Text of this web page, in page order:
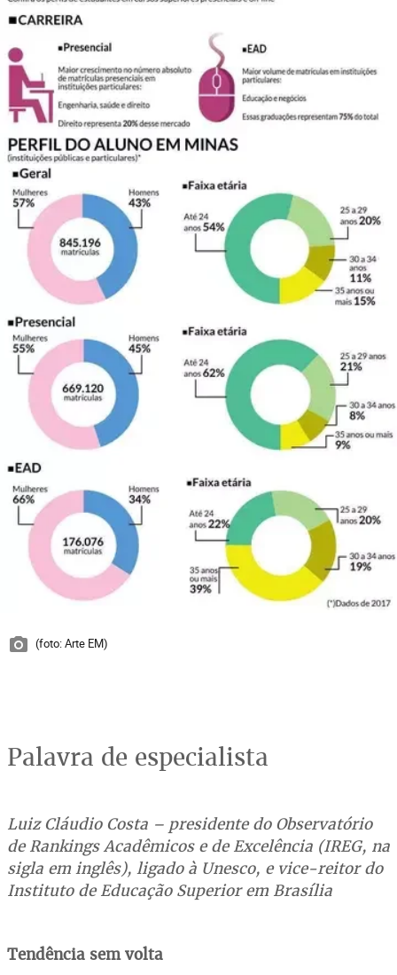
(foto: Arte EM)
Palavra de especialista
Luiz Cláudio Costa – presidente do Observatório
de Rankings Acadêmicos e de Excelência (IREG, na
sigla em inglês), ligado à Unesco, e vice-reitor do
Instituto de Educação Superior em Brasília
Tendência sem volta